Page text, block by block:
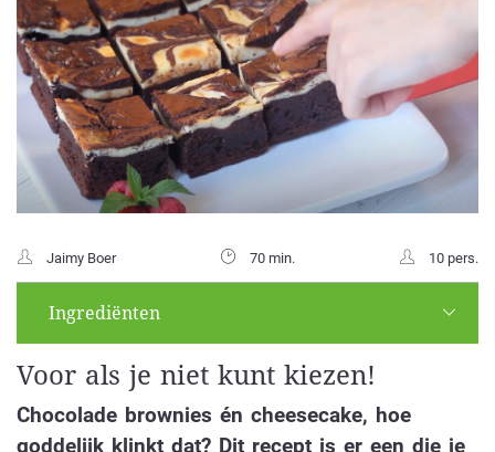
Jaimy Boer 70 min. 10 pers.
Ingrediënten
Voor als je niet kunt kiezen!
Chocolade brownies én cheesecake, hoe
goddelijk klinkt dat? Dit recept is er een die je